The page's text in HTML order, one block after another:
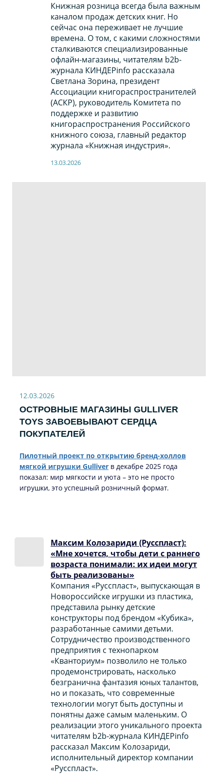
Книжная розница всегда была важным
каналом продаж детских книг. Но
сейчас она переживает не лучшие
времена. О том, с какими сложностями
сталкиваются специализированные
офлайн-магазины, читателям b2b-
журнала КИНДЕРinfo рассказала
Светлана Зорина, президент
Ассоциации книгораспространителей
(АСКР), руководитель Комитета по
поддержке и развитию
книгораспространения Российского
книжного союза, главный редактор
журнала «Книжная индустрия».
13.03.2026
12.03.2026
ОСТРОВНЫЕ МАГАЗИНЫ GULLIVER
TOYS ЗАВОЕВЫВАЮТ СЕРДЦА
ПОКУПАТЕЛЕЙ
Пилотный проект по открытию бренд-холлов
мягкой игрушки Gulliver в декабре 2025 года
показал: мир мягкости и уюта – это не просто
игрушки, это успешный розничный формат.
Максим Колозариди (Русспласт):
«Мне хочется, чтобы дети с раннего
возраста понимали: их идеи могут
быть реализованы»
Компания «Русспласт», выпускающая в
Новороссийске игрушки из пластика,
представила рынку детские
конструкторы под брендом «Кубика»,
разработанные самими детьми.
Сотрудничество производственного
предприятия с технопарком
«Кванториум» позволило не только
продемонстрировать, насколько
безгранична фантазия юных талантов,
но и показать, что современные
технологии могут быть доступны и
понятны даже самым маленьким. О
реализации этого уникального проекта
читателям b2b-журнала КИНДЕРinfo
рассказал Максим Колозариди,
исполнительный директор компании
«Русспласт».